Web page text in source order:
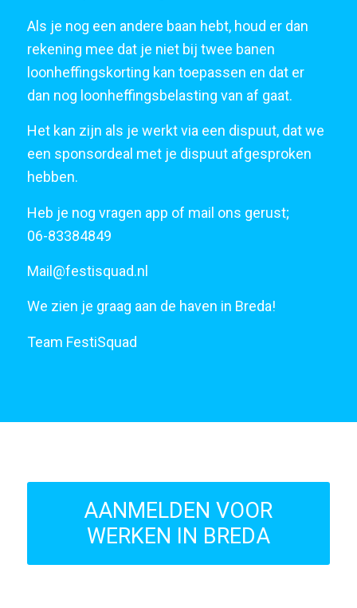
Als je nog een andere baan hebt, houd er dan
rekening mee dat je niet bij twee banen
loonheffingskorting kan toepassen en dat er
dan nog loonheffingsbelasting van af gaat.
Het kan zijn als je werkt via een dispuut, dat we
een sponsordeal met je dispuut afgesproken
hebben.
Heb je nog vragen app of mail ons gerust;
06-83384849
Mail@festisquad.nl
We zien je graag aan de haven in Breda!
Team FestiSquad
AANMELDEN VOOR
WERKEN IN BREDA